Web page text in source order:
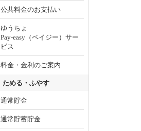
公共料金のお支払い
ゆうちょ
Pay-easy（ペイジー）サー
ビス
料金・金利のご案内
ためる・ふやす
通常貯金
通常貯蓄貯金